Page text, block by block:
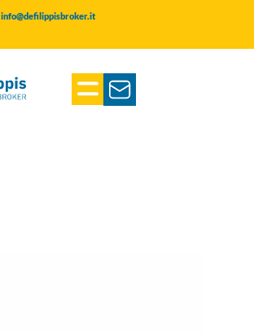
info@defilippisbroker.it